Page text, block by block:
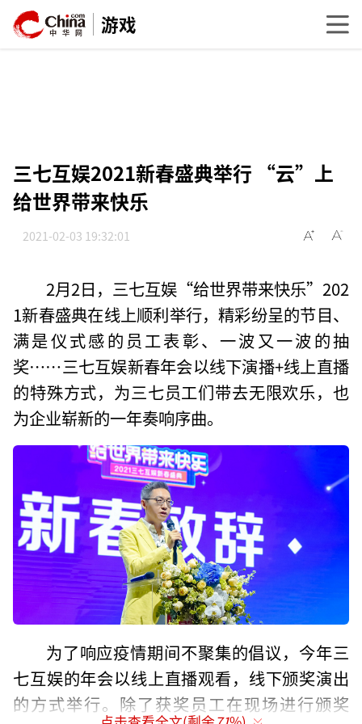
游戏
三七互娱2021新春盛典举行 “云”上
给世界带来快乐
2021-02-03 19:32:01
2月2日，三七互娱“给世界带来快乐”202
1新春盛典在线上顺利举行，精彩纷呈的节目、
满是仪式感的员工表彰、一波又一波的抽
奖……三七互娱新春年会以线下演播+线上直播
的特殊方式，为三七员工们带去无限欢乐，也
为企业崭新的一年奏响序曲。
为了响应疫情期间不聚集的倡议，今年三
七互娱的年会以线上直播观看，线下颁奖演出
的方式举行。除了获奖员工在现场进行颁奖